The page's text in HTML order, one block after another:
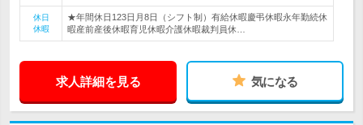
休日
休暇
★年間休日123日月8日（シフト制）有給休暇慶弔休暇永年勤続休
暇産前産後休暇育児休暇介護休暇裁判員休…
求人詳細を見る 気になる